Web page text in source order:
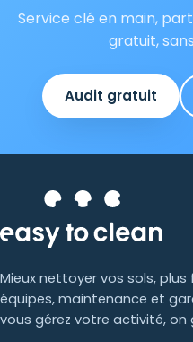
Service clé en main,
gratuit,
Audit gratuit
Mieux nettoyer vos sols,
équipes, maintenance et
vous gérez votre activité, on